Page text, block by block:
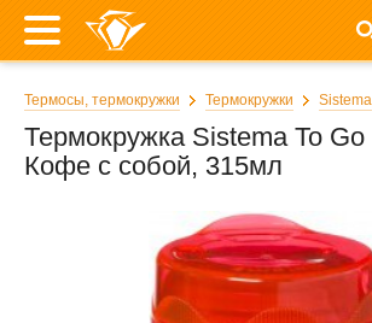
Термосы, термокружки Термокружки Sistema
Термокружка Sistema To Go
Кофе с собой, 315мл